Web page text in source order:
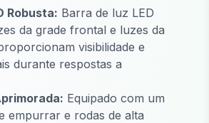
Robusta: Barra de luz LED
da grade frontal e luzes da
visibilidade e
durante respostas a
Equipado com um
empurrar e rodas de alta